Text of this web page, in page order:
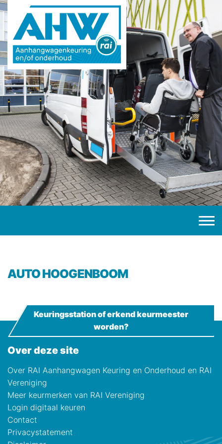
AUTO HOOGENBOOM
Over deze site
Over RAI Aanhangwagen Keuring en Onderhoud en RAI
Vereniging
Meer keurmerken van RAI Vereniging
Login digitaal keuren
Contact
Privacystatement
Keuringsstation of erkend keurmeester
worden?